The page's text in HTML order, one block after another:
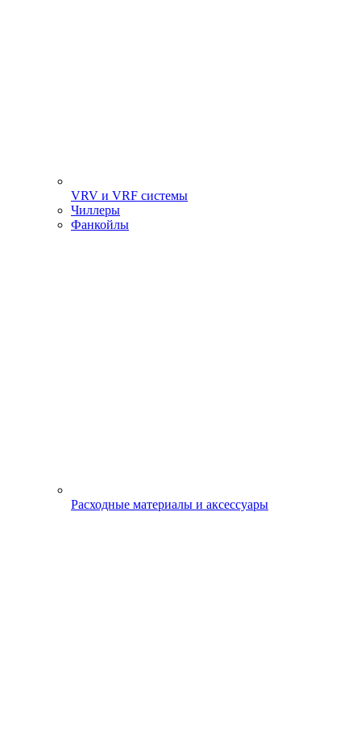
VRV и VRF системы
Чиллеры
Фанкойлы
Расходные материалы и аксессуары